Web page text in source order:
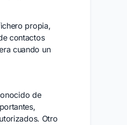
propia,
contactos
cuando un
de
Otro